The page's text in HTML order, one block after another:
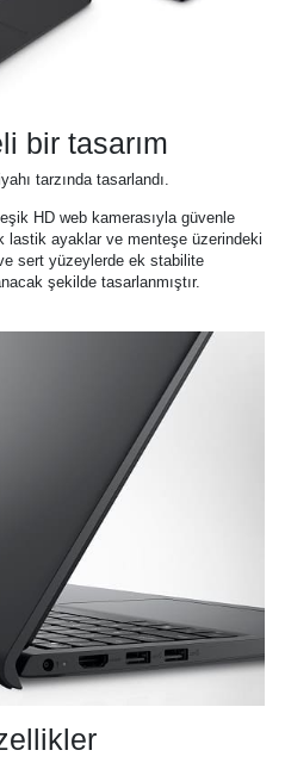
bir tasarım
tarzında tasarlandı.
HD web kamerasıyla güvenle
lastik ayaklar ve menteşe üzerindeki
sert yüzeylerde ek stabilite
şekilde tasarlanmıştır.